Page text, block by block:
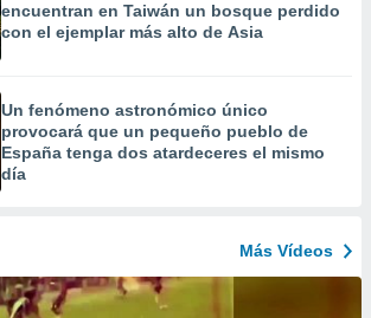
encuentran en Taiwán un bosque perdido
con el ejemplar más alto de Asia
Un fenómeno astronómico único
provocará que un pequeño pueblo de
España tenga dos atardeceres el mismo
día
Más Vídeos